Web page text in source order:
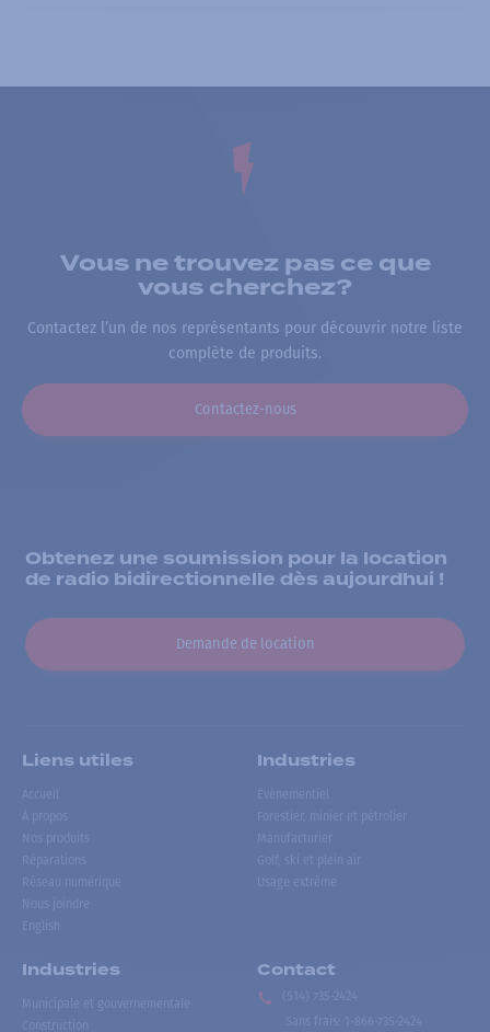
Vous ne trouvez pas ce que
vous cherchez?
Contactez l’un de nos représentants pour découvrir notre liste
complète de produits.
Contactez-nous
Obtenez une soumission pour la location
de radio bidirectionnelle dès aujourdhui !
Demande de location
Liens utiles
Accueil
À propos
Nos produits
Réparations
Réseau numérique
Nous joindre
English
Industries
Événementiel
Forestier, minier et pétrolier
Manufacturier
Golf, ski et plein air
Usage extrême
Industries
Municipale et gouvernementale
Construction
Contact
(514) 735-2424
Sans frais
1-866-735-2424